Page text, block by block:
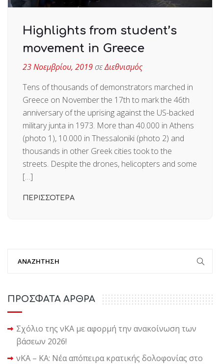
Highlights from student’s
movement in Greece
23 Νοεμβρίου, 2019σεΔιεθνισμός
Tens of thousands of demonstrators marched in
Greece on November the 17th to mark the 46th
anniversary of the uprising against the US-backed
military junta in 1973. More than 40.000 in Athens
(photo 1), 10.000 in Thessaloniki (photo 2) and
thousands in other Greek cities took to the
streets. Despite the drones, helicopters and some
[…]
ΠΕΡΙΣΣΟΤΕΡΑ
ΠΡΟΣΦΑΤΑ ΑΡΘΡΑ
Σχόλιο της νΚΑ με αφορμή την ανακοίνωση των
βάσεων 2026!
νΚΑ – ΚΑ: Νέα απόπειρα κρατικής δολοφονίας στο